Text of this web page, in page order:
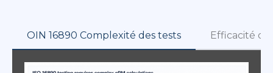
OIN 16890 Complexité des tests Efficacité